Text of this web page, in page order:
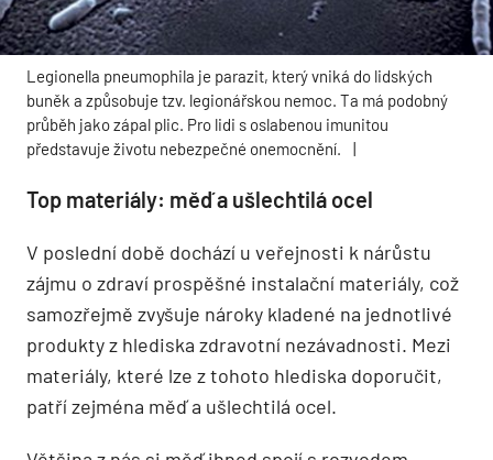
Legionella pneumophila je parazit, který vniká do lidských
buněk a způsobuje tzv. legionářskou nemoc. Ta má podobný
průběh jako zápal plic. Pro lidi s oslabenou imunitou
představuje životu nebezpečné onemocnění.
|
Top materiály: měď a ušlechtilá ocel
V poslední době dochází u veřejnosti k nárůstu
zájmu o zdraví prospěšné instalační materiály, což
samozřejmě zvyšuje nároky kladené na jednotlivé
produkty z hlediska zdravotní nezávadnosti. Mezi
materiály, které lze z tohoto hlediska doporučit,
patří zejména měď a ušlechtilá ocel.